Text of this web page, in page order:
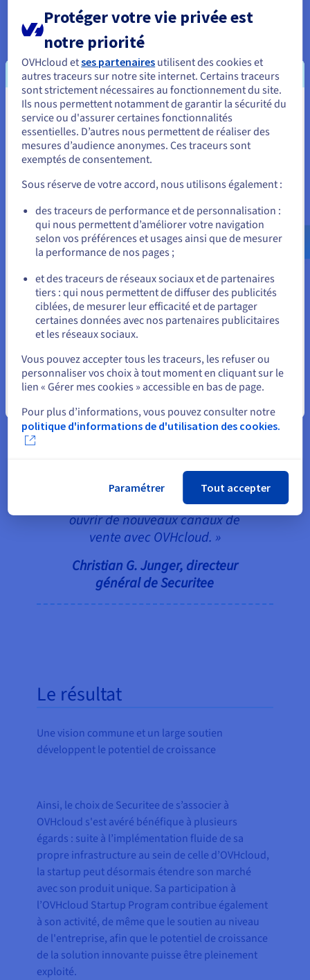
source d'automatisation, de déploiement, de mise
à l'échelle et de gestion d'applications
conteneurisées, Kubernetes constitue la base du
produit Securitee. Grâce aux répartiteurs de
charge d'OVHcloud et aux disques durs intégrés
supplémentaires, la startup peut évoluer de
manière flexible, mettre à jour son offre sans effort
et ainsi se concentrer sur son cœur de métier.
La solution de stockage Block Storage d’OVHcloud
constitue également un composant permettant
une fonctionnalité maximale et la large mise à
disposition du produit Securitee. Cela permet à
Securitee d'augmenter la capacité de stockage
disponible pendant les phases d’opération, à la
demande et selon les besoins. La fonction de
réplication intégrée assure une sécurité accrue.
« Nous ne pouvons réellement
rendre nos produits disponibles
performance que si les serveurs
utilisés prennent en charge
OVHcloud, c’est possible. Nous
pouvons à la fois étendre
l’écosystème de l’entreprise et
ouvrir de nouveaux canaux de
vente avec OVHcloud. »
Christian G. Junger, directeur
général de Securitee
Le résultat
Une vision commune et un large soutien
développent le potentiel de croissance
Ainsi, le choix de Securitee de s’associer à
OVHcloud s'est avéré bénéfique à plusieurs
égards : suite à l’implémentation fluide de sa
propre infrastructure au sein de celle d’OVHcloud,
la startup peut désormais étendre son marché
avec son produit unique. Sa participation à
l’OVHcloud Startup Program contribue également
à son activité, de même que le soutien au niveau
de l'entreprise, afin que le potentiel de croissance
de la solution innovante puisse être pleinement
exploité.
Vous semblez être localisé en États-
Unis.
Pour commander, rendez-vous sur le site de votre pays (États-
Allez sur le site États-Unis
us.ovhcloud.com/
Anglais USD - $
ou
Rester sur le site actuel
Sélectionner un autre site web
Protéger votre vie privée est
notre priorité
OVHcloud etses partenaires utilisent des cookies et
autres traceurs sur notre site internet. Certains traceurs
sont strictement nécessaires au fonctionnement du site.
Ils nous permettent notamment de garantir la sécurité du
service ou d'assurer certaines fonctionnalités
essentielles. D’autres nous permettent de réaliser des
mesures d’audience anonymes. Ces traceurs sont
exemptés de consentement.
Sous réserve de votre accord, nous utilisons également :
des traceurs de performance et de personnalisation :
qui nous permettent d’améliorer votre navigation
selon vos préférences et usages ainsi que de mesurer
la performance de nos pages ;
et des traceurs de réseaux sociaux et de partenaires
tiers : qui nous permettent de diffuser des publicités
ciblées, de mesurer leur efficacité et de partager
certaines données avec nos partenaires publicitaires
et les réseaux sociaux.
Vous pouvez accepter tous les traceurs, les refuser ou
personnaliser vos choix à tout moment en cliquant sur le
lien « Gérer mes cookies » accessible en bas de page.
Pour plus d’informations, vous pouvez consulter notre
politique d'informations de d'utilisation des cookies.
Paramétrer Tout accepter